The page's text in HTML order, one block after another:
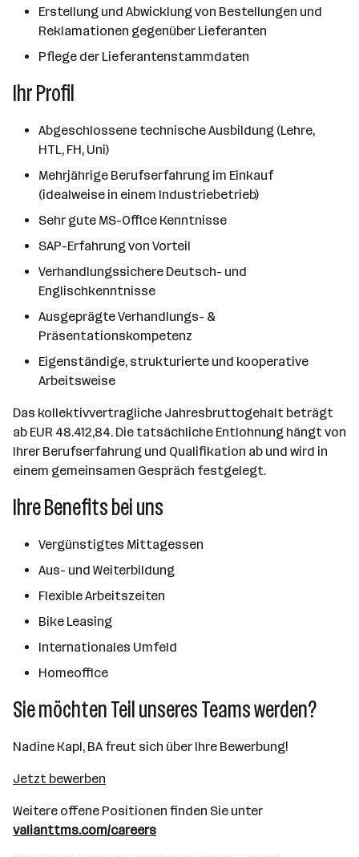
Erstellung und Abwicklung von Bestellungen und
Reklamationen gegenüber Lieferanten
Pflege der Lieferantenstammdaten
Ihr Profil
Abgeschlossene technische Ausbildung (Lehre,
HTL, FH, Uni)
Mehrjährige Berufserfahrung im Einkauf
(idealweise in einem Industriebetrieb)
Sehr gute MS-Office Kenntnisse
SAP-Erfahrung von Vorteil
Verhandlungssichere Deutsch- und
Englischkenntnisse
Ausgeprägte Verhandlungs- &
Präsentationskompetenz
Eigenständige, strukturierte und kooperative
Arbeitsweise
Das kollektivvertragliche Jahresbruttogehalt beträgt
ab EUR 48.412,84. Die tatsächliche Entlohnung hängt von
Ihrer Berufserfahrung und Qualifikation ab und wird in
einem gemeinsamen Gespräch festgelegt.
Ihre Benefits bei uns
Vergünstigtes Mittagessen
Aus- und Weiterbildung
Flexible Arbeitszeiten
Bike Leasing
Internationales Umfeld
Homeoffice
Sie möchten Teil unseres Teams werden?
Nadine Kapl, BA freut sich über Ihre Bewerbung!
Jetzt bewerben
Weitere offene Positionen finden Sie unter
valianttms.com/careers